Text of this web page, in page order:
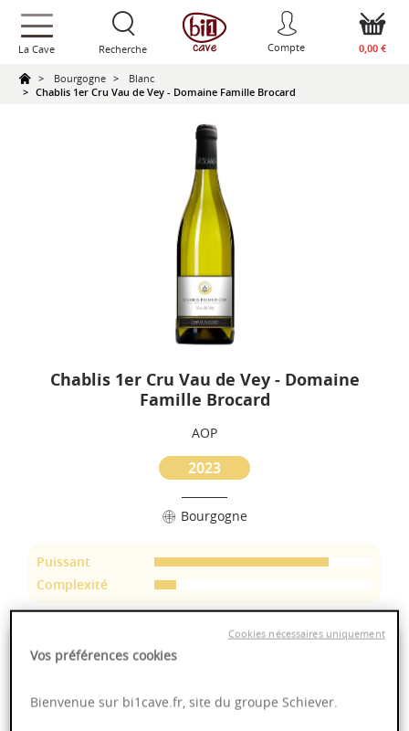
text.skipToContent
text.skipToNavigation
La Cave Recherche Compte 0,00 €
Bourgogne
Blanc
Chablis 1er Cru Vau de Vey - Domaine Famille Brocard
Chablis 1er Cru Vau de Vey - Domaine
Famille Brocard
AOP
2023
Bourgogne
Puissant
Complexité
21,95 €
- soit 29,27 €
Vos préférences cookies
Bienvenue sur bi1cave.fr, site du groupe Schiever.
Cookies nécessaires uniquement